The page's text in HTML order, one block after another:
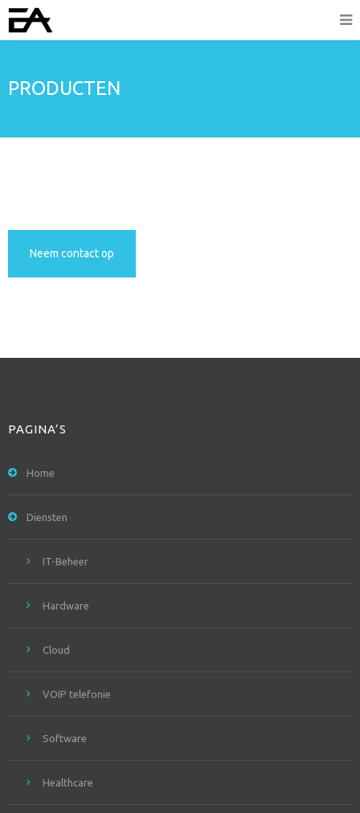
PRODUCTEN
Neem contact op
PAGINA’S
Home
Diensten
IT-Beheer
Hardware
Cloud
VOIP telefonie
Software
Healthcare